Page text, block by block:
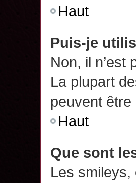
Haut
Puis-je
Non, il n’est
La plupart
peuvent
Haut
Que sont
Les